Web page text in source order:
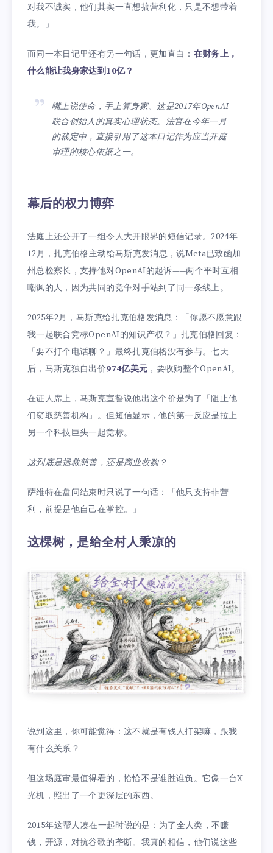
对我不诚实，他们其实一直想搞营利化，只是不想带着
我。」
而同一本日记里还有另一句话，更加直白： 在财务上，
什么能让我身家达到10亿？
嘴上说使命，手上算身家。这是2017年OpenAI
联合创始人的真实心理状态。法官在今年一月
的裁定中，直接引用了这本日记作为应当开庭
审理的核心依据之一。
幕后的权力博弈
法庭上还公开了一组令人大开眼界的短信记录。2024年
12月，扎克伯格主动给马斯克发消息，说Meta已致函加
州总检察长，支持他对OpenAI的起诉——两个平时互相
嘲讽的人，因为共同的竞争对手站到了同一条线上。
2025年2月，马斯克给扎克伯格发消息：「你愿不愿意跟
我一起联合竞标OpenAI的知识产权？」扎克伯格回复：
「要不打个电话聊？」最终扎克伯格没有参与。七天
后，马斯克独自出价974亿美元 ，要收购整个OpenAI。
在证人席上，马斯克宣誓说他出这个价是为了「阻止他
们窃取慈善机构」。但短信显示，他的第一反应是拉上
另一个科技巨头一起竞标。
这到底是拯救慈善，还是商业收购？
萨维特在盘问结束时只说了一句话：「他只支持非营
利，前提是他自己在掌控。」
这棵树，是给全村人乘凉的
说到这里，你可能觉得：这不就是有钱人打架嘛，跟我
有什么关系？
但这场庭审最值得看的，恰恰不是谁胜谁负。它像一台X
光机，照出了一个更深层的东西。
2015年这帮人凑在一起时说的是：为了全人类，不赚
钱，开源，对抗谷歌的垄断。我真的相信，他们说这些